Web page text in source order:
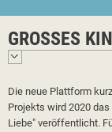
GROSSES
Die neue Plattform
Projekts wird 2020
Liebe" veröffentlicht.